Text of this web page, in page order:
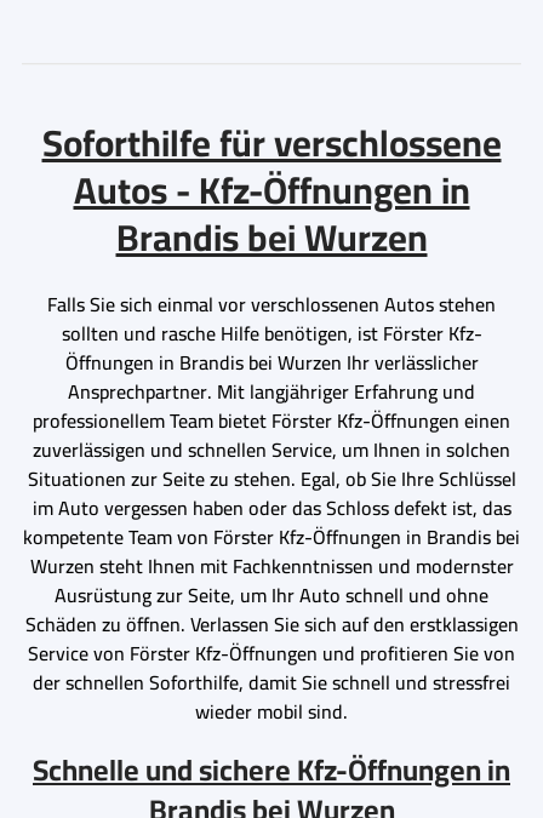
Soforthilfe für verschlossene
Autos - Kfz-Öffnungen in
Brandis bei Wurzen
Falls Sie sich einmal vor verschlossenen Autos stehen
sollten und rasche Hilfe benötigen, ist Förster Kfz-
Öffnungen in Brandis bei Wurzen Ihr verlässlicher
Ansprechpartner. Mit langjähriger Erfahrung und
professionellem Team bietet Förster Kfz-Öffnungen einen
zuverlässigen und schnellen Service, um Ihnen in solchen
Situationen zur Seite zu stehen. Egal, ob Sie Ihre Schlüssel
im Auto vergessen haben oder das Schloss defekt ist, das
kompetente Team von Förster Kfz-Öffnungen in Brandis bei
Wurzen steht Ihnen mit Fachkenntnissen und modernster
Ausrüstung zur Seite, um Ihr Auto schnell und ohne
Schäden zu öffnen. Verlassen Sie sich auf den erstklassigen
Service von Förster Kfz-Öffnungen und profitieren Sie von
der schnellen Soforthilfe, damit Sie schnell und stressfrei
wieder mobil sind.
Schnelle und sichere Kfz-Öffnungen in